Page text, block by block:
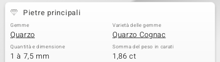
Pietre principali
Gemme
Quarzo
Varietà delle gemme
Quarzo Cognac
Quantità e dimensione
1 à 7,5 mm
Somma del peso in carati
1,86 ct